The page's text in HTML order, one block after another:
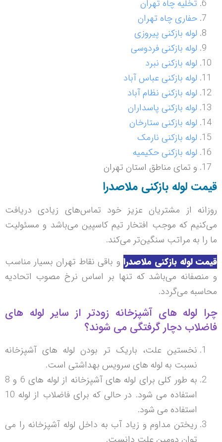
تخلیه چاه تهران
حفاری چاه تهران
لوله بازکنی پیروزی
لوله بازکنی فردوسی
لوله بازکنی نبرد
لوله بازکنی عباس آباد
لوله بازکنی نظام آباد
لوله بازکنی پاسداران
لوله بازکنی ستارخان
لوله بازکنی نارمک
لوله بازکنی حکیمیه
و تمای مناطق استان تهران
قیمت لوله بازکنی ملاصدرا
روزانه از مشتریان عزیز خود تماس‌های زیادی دریافت
می‌کنیم که موجب افتخار تیم کاسپین می‌باشد و مسئولیت
ما را به مراتب سنگین‌تر می‌کند.
قیمت لوله بازکنی ملاصدرا و باقی نقاط تهران بسیار مناسب
و منصفانه می‌باشد که تنها بر اساس نرخ مصوب اتحادیه
محاسبه می‌گردد.
چرا لوله های آشپزخانه زودتر از سایر لوله های
فاضلاب دچار گرفتگی می شوند؟
نخستین علت، باریک تر بودن لوله های آشپزخانه
نسبت به لوله های سرویس بهداشتی است.
به طور کلی برای لوله های آشپزخانه از لوله های 6 و 8
استفاده می شود. در حالی که برای فاضلاب از لوله 10
استفاده می شود.
ریختن مداوم و زیاد آب به داخل لوله آشپزخانه را می